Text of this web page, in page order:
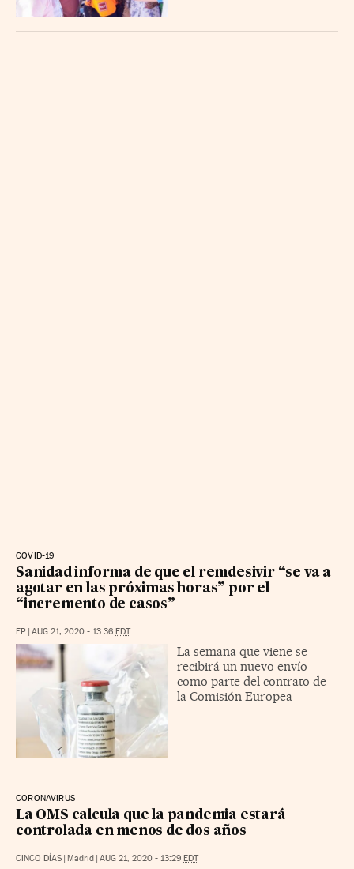
COVID-19
Sanidad informa de que el remdesivir “se va a
agotar en las próximas horas” por el
“incremento de casos”
EP | AUG 21, 2020 - 13:36 EDT
La semana que viene se
recibirá un nuevo envío
como parte del contrato de
la Comisión Europea
CORONAVIRUS
La OMS calcula que la pandemia estará
controlada en menos de dos años
CINCO DÍAS | Madrid | AUG 21, 2020 - 13:29 EDT